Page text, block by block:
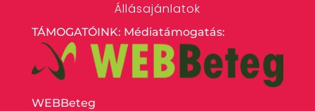
Állásajánlatok
TÁMOGATÓINK: Médiatámogatás:
WEBBeteg